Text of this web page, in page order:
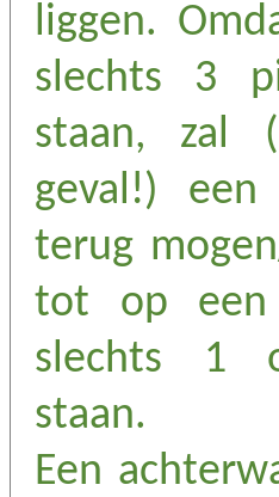
liggen.
slechts 3
staan, zal
geval!)
terug
tot op een
slechts 1
staan.
Een